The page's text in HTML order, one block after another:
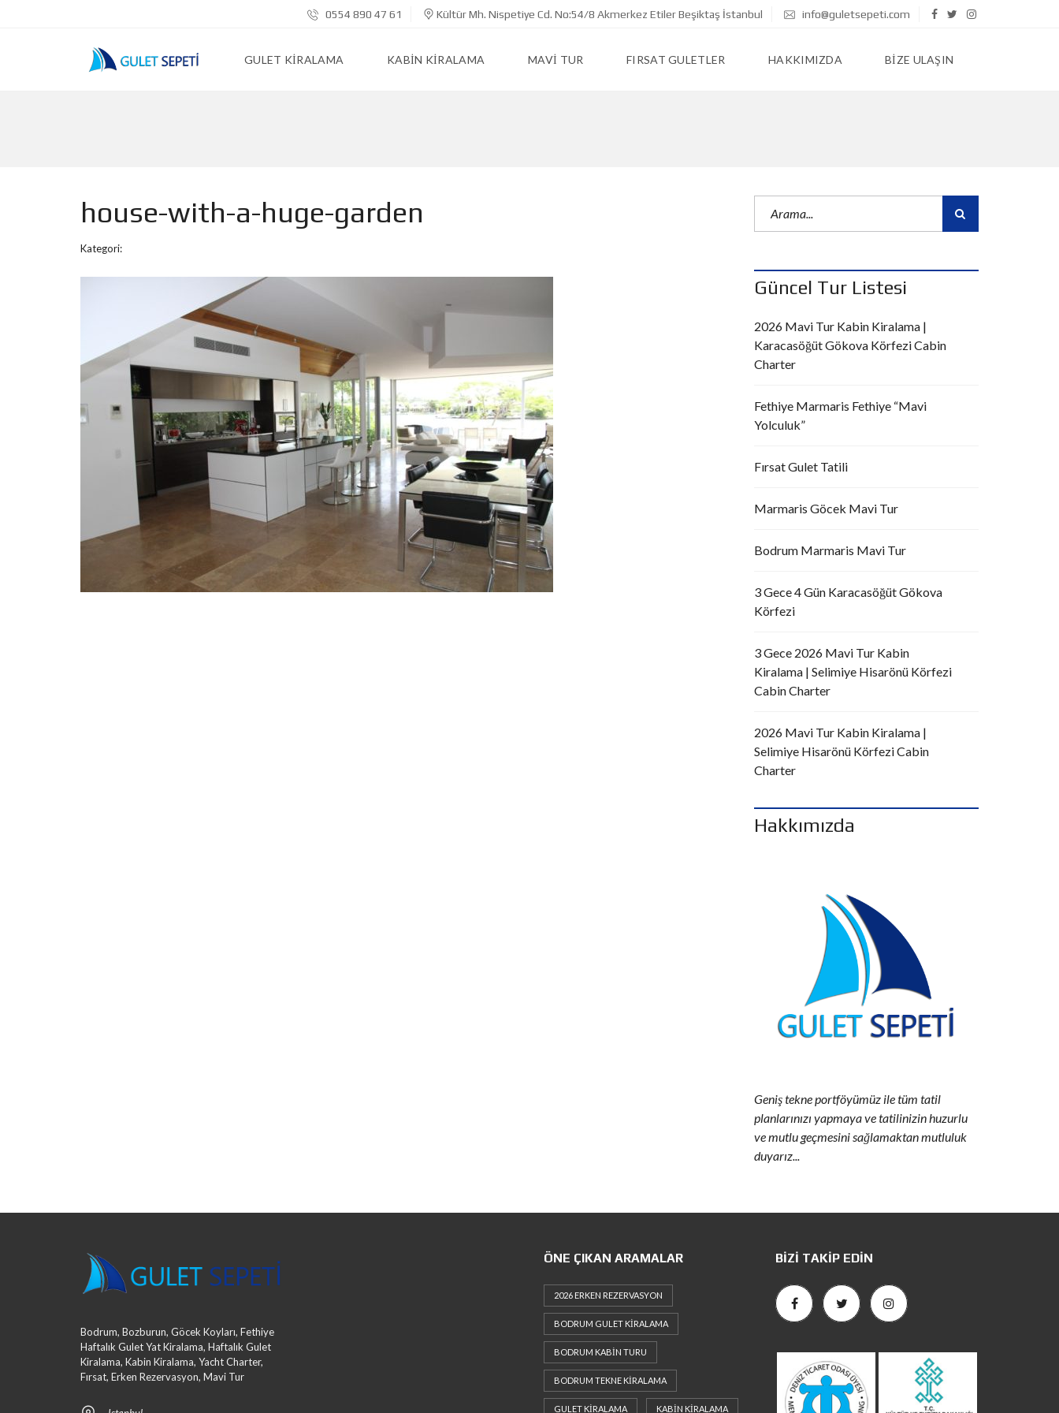
0554 890 47 61 Kültür Mh. Nispetiye Cd. No:54/8 Akmerkez Etiler Beşiktaş İstanbul info@guletsepeti.com
GULET KIRALAMA KABIN KIRALAMA MAVI TUR FIRSAT GULETLER HAKKIMIZDA BIZE ULAŞIN
house-with-a-huge-garden
Kategori:
Güncel Tur Listesi
2026 Mavi Tur Kabin Kiralama |
Karacasöğüt Gökova Körfezi Cabin
Charter
Fethiye Marmaris Fethiye “Mavi
Yolculuk”
Fırsat Gulet Tatili
Marmaris Göcek Mavi Tur
Bodrum Marmaris Mavi Tur
3 Gece 4 Gün Karacasöğüt Gökova
Körfezi
3 Gece 2026 Mavi Tur Kabin
Kiralama | Selimiye Hisarönü Körfezi
Cabin Charter
2026 Mavi Tur Kabin Kiralama |
Selimiye Hisarönü Körfezi Cabin
Charter
Hakkımızda
Geniş tekne portföyümüz ile tüm tatil
planlarınızı yapmaya ve tatilinizin huzurlu
ve mutlu geçmesini sağlamaktan mutluluk
duyarız...
Bodrum, Bozburun, Göcek Koyları, Fethiye
Haftalık Gulet Yat Kiralama, Haftalık Gulet
Kiralama, Kabin Kiralama, Yacht Charter,
Fırsat, Erken Rezervasyon, Mavi Tur
ÖNE ÇIKAN ARAMALAR
2026 ERKEN REZERVASYON
BODRUM GULET KIRALAMA
BODRUM KABIN TURU
BODRUM TEKNE KIRALAMA
GULET KIRALAMA KABIN KIRALAMA
BIZI TAKIP EDIN